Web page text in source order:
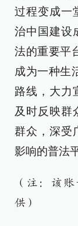
过程变成一
治中国建设
法的重要平
成为一种生
路线，大力
及时反映群
群众，深受
影响的普法
（注：该
供）